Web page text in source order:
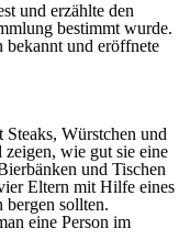
und erzählte den
bestimmt wurde.
bekannt und eröffnete
Würstchen und
zeigen, wie gut sie eine
und Tischen
Eltern mit Hilfe eines
bergen sollten.
eine Person im